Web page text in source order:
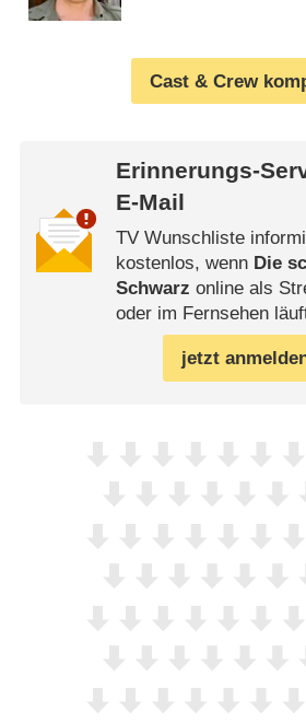
Cast & Crew
Erinnerungs-
E-Mail
TV Wunschliste
kostenlos, wenn Die
Schwarz online als
oder im Fernsehen
jetzt